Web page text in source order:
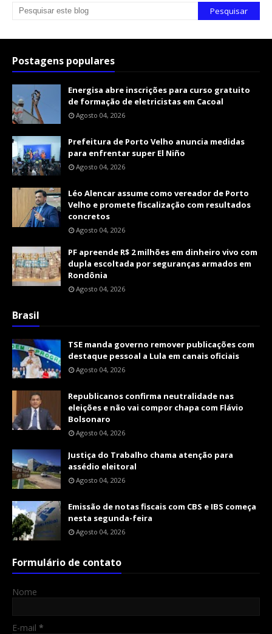
Postagens populares
Energisa abre inscrições para curso gratuito
de formação de eletricistas em Cacoal
Agosto 04, 2026
Prefeitura de Porto Velho anuncia medidas
para enfrentar super El Niño
Agosto 04, 2026
Léo Alencar assume como vereador de Porto
Velho e promete fiscalização com resultados
concretos
Agosto 04, 2026
PF apreende R$ 2 milhões em dinheiro vivo com
dupla escoltada por seguranças armados em
Rondônia
Agosto 04, 2026
Brasil
TSE manda governo remover publicações com
destaque pessoal a Lula em canais oficiais
Agosto 04, 2026
Republicanos confirma neutralidade nas
eleições e não vai compor chapa com Flávio
Bolsonaro
Agosto 04, 2026
Justiça do Trabalho chama atenção para
assédio eleitoral
Agosto 04, 2026
Emissão de notas fiscais com CBS e IBS começa
nesta segunda-feira
Agosto 04, 2026
Formulário de contato
Nome
E-mail *